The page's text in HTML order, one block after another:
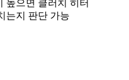
높으면 클러치 히터
는지 판단 가능